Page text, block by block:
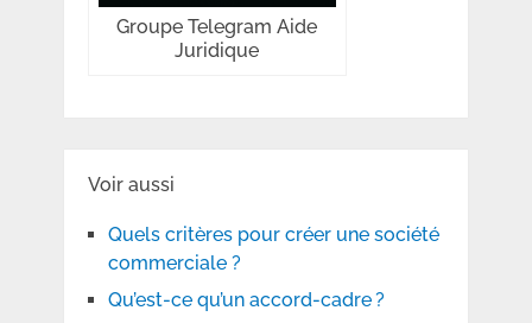
Groupe Telegram Aide
Juridique
Voir aussi
Quels critères pour créer une société
commerciale ?
Qu’est-ce qu’un accord-cadre ?